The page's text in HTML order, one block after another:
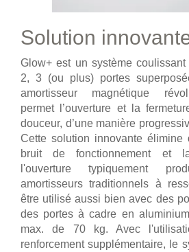
Solution
Glow+ est un système
2, 3 (ou plus) portes
amortisseur magnétique
permet l’ouverture et la
douceur, d’une manière
Cette solution innovante élimine
bruit de fonctionnement et
l'ouverture typiquement
amortisseurs traditionnels à
être utilisé aussi bien avec des
des portes à cadre en
max. de 70 kg. Avec
renforcement supplémentaire, le